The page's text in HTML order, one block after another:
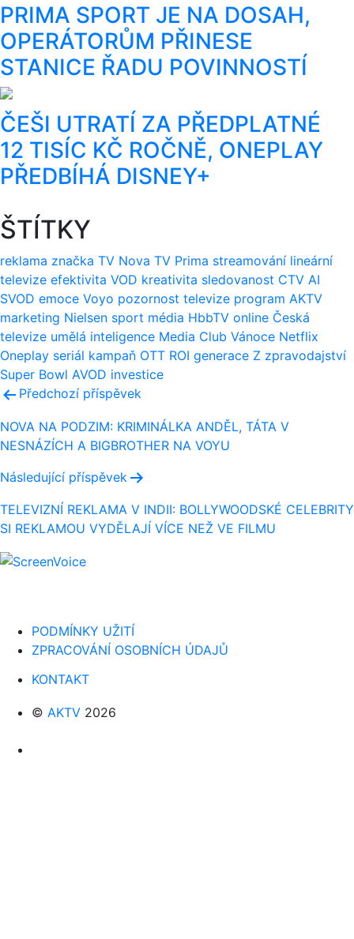
PRIMA SPORT JE NA DOSAH,
OPERÁTORŮM PŘINESE
STANICE ŘADU POVINNOSTÍ
ČEŠI UTRATÍ ZA PŘEDPLATNÉ
12 TISÍC KČ ROČNĚ, ONEPLAY
PŘEDBÍHÁ DISNEY+
ŠTÍTKY
reklama značka TV Nova TV Prima streamování lineární
televize efektivita VOD kreativita sledovanost CTV AI
SVOD emoce Voyo pozornost televize program AKTV
marketing Nielsen sport média HbbTV online Česká
televize umělá inteligence Media Club Vánoce Netflix
Oneplay seriál kampaň OTT ROI generace Z zpravodajství
Super Bowl AVOD investice
Navigace
pro
příspěvek
Předchozí příspěvek
NOVA NA PODZIM: KRIMINÁLKA ANDĚL, TÁTA V
NESNÁZÍCH A BIGBROTHER NA VOYU
Následující příspěvek
TELEVIZNÍ REKLAMA V INDII: BOLLYWOODSKÉ CELEBRITY
SI REKLAMOU VYDĚLAJÍ VÍCE NEŽ VE FILMU
PODMÍNKY UŽITÍ
ZPRACOVÁNÍ OSOBNÍCH ÚDAJŮ
KONTAKT
© AKTV 2026